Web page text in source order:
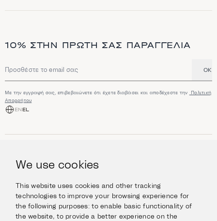
We use cookies
This website uses cookies and other tracking
technologies to improve your browsing experience for
the following purposes:to enable basic functionality of
the website,to provide a better experience on the
10% ΣΤΗΝ ΠΡΏΤΗ ΣΑΣ ΠΑΡΑΓΓΕΛΊΑ
Διεύθυνση email OK
Με την εγγραφή σας, επιβεβαιώνετε ότι έχετε διαβάσει και αποδέχεστε την
Πολιτική
Απορρήτου
EN EL
Κοσμήματα
Ρολόγια
Ταξιδέψτε με Στυλ
Giftcard
ΠΛΗΡΟΦΟΡΊΕΣ
Βοήθεια και Ερωτήσεις
Αποστολές και επιστροφές
Επικοινωνήστε μαζί μας
ΣΧΕΤΙΚΆ ΜΕ ΕΜΆΣ
Η οικογένεια Ιμάνογλου
Τα καταστήματά μας